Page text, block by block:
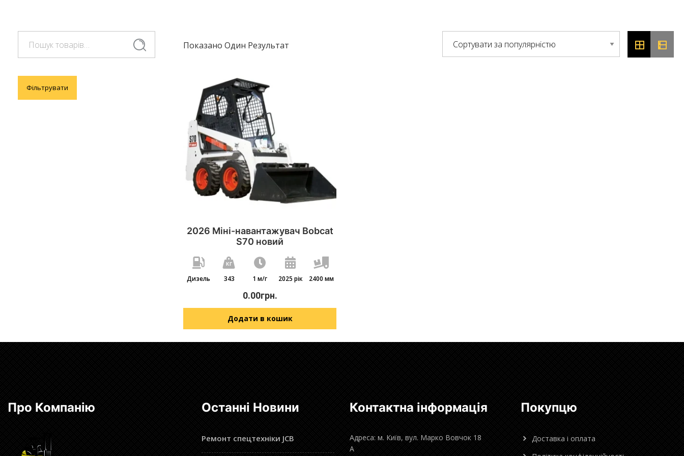
Шукати
Фільтрувати
Показано Один Результат
2026 Міні-навантажувач Bobcat
S70 новий
Дизель 343 1 м/г 2025 рік 2400 мм
0.00грн.
Додати в кошик
Про Компанію Останні Новини
Ремонт спецтехніки JCB
Контактна інформація
Адреса: м. Київ, вул. Марко Вовчок 18
А
Покупцю
Доставка і оплата